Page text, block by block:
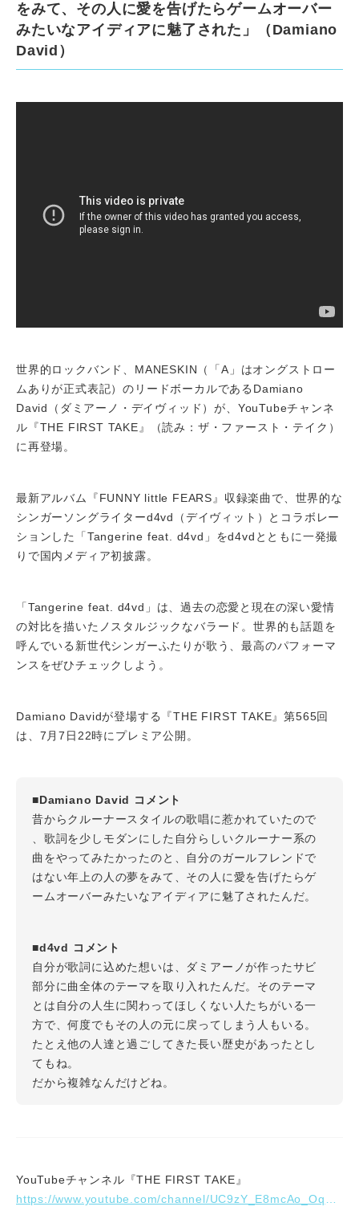
をみて、その人に愛を告げたらゲームオーバー
みたいなアイディアに魅了された」（Damiano
David）
世界的ロックバンド、MANESKIN（「A」はオングストロー
ムありが正式表記）のリードボーカルであるDamiano
David（ダミアーノ・デイヴィッド）が、YouTubeチャンネ
ル『THE FIRST TAKE』（読み：ザ・ファースト・テイク）
に再登場。
最新アルバム『FUNNY little FEARS』収録楽曲で、世界的な
シンガーソングライターd4vd（デイヴィット）とコラボレー
ションした「Tangerine feat. d4vd」をd4vdとともに一発撮
りで国内メディア初披露。
「Tangerine feat. d4vd」は、過去の恋愛と現在の深い愛情
の対比を描いたノスタルジックなバラード。世界的も話題を
呼んでいる新世代シンガーふたりが歌う、最高のパフォーマ
ンスをぜひチェックしよう。
Damiano Davidが登場する『THE FIRST TAKE』第565回
は、7月7日22時にプレミア公開。
■Damiano David コメント
昔からクルーナースタイルの歌唱に惹かれていたので
、歌詞を少しモダンにした自分らしいクルーナー系の
曲をやってみたかったのと、自分のガールフレンドで
はない年上の人の夢をみて、その人に愛を告げたらゲ
ームオーバーみたいなアイディアに魅了されたんだ。
■d4vd コメント
自分が歌詞に込めた想いは、ダミアーノが作ったサビ
部分に曲全体のテーマを取り入れたんだ。そのテーマ
とは自分の人生に関わってほしくない人たちがいる一
方で、何度でもその人の元に戻ってしまう人もいる。
たとえ他の人達と過ごしてきた長い歴史があったとし
てもね。
だから複雑なんだけどね。
YouTubeチャンネル『THE FIRST TAKE』
https://www.youtube.com/channel/UC9zY_E8mcAo_Oq772LEZq8Q